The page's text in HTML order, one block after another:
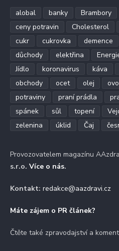
alobal banky Brambory
ceny potravin
Cholesterol
cukr
cukrovka demence
důchody
elektřina
Jídlo
koronavirus káva
obchody
ocet olej
potraviny
praní prádla
spánek
sůl topení
zelenina
úklid Čaj
Provozovatelem magazínu
s.r.o. Více o nás.
Kontakt: redakce@aazdravi.cz
Máte zájem o PR článek?
Čtěte také zpravodajství a